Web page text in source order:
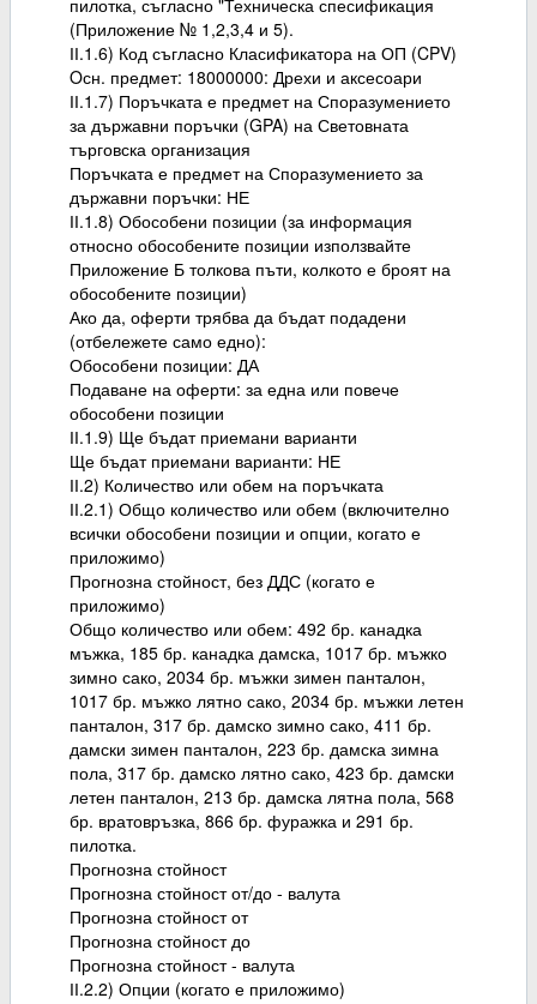
пилотка, съгласно "Техническа спесификация
(Приложение № 1,2,3,4 и 5).
ІІ.1.6) Код съгласно Класификатора на ОП (CPV)
Oсн. предмет: 18000000: Дрехи и аксесоари
ІІ.1.7) Поръчката е предмет на Споразумението
за държавни поръчки (GPA) на Световната
търговска организация
Поръчката е предмет на Споразумението за
държавни поръчки: НЕ
ІІ.1.8) Обособени позиции (за информация
относно обособените позиции използвайте
Приложение Б толкова пъти, колкото е броят на
обособените позиции)
Ако да, оферти трябва да бъдат подадени
(отбележете само едно):
Обособени позиции: ДА
Подаване на оферти: за една или повече
обособени позиции
ІІ.1.9) Ще бъдат приемани варианти
Ще бъдат приемани варианти: НЕ
ІІ.2) Количество или обем на поръчката
ІІ.2.1) Общо количество или обем (включително
всички обособени позиции и опции, когато е
приложимо)
Прогнозна стойност, без ДДС (когато е
приложимо)
Общо количество или обем: 492 бр. канадка
мъжка, 185 бр. канадка дамска, 1017 бр. мъжко
зимно сако, 2034 бр. мъжки зимен панталон,
1017 бр. мъжко лятно сако, 2034 бр. мъжки летен
панталон, 317 бр. дамско зимно сако, 411 бр.
дамски зимен панталон, 223 бр. дамска зимна
пола, 317 бр. дамско лятно сако, 423 бр. дамски
летен панталон, 213 бр. дамска лятна пола, 568
бр. вратовръзка, 866 бр. фуражка и 291 бр.
пилотка.
Прогнозна стойност
Прогнозна стойност от/до - валута
Прогнозна стойност от
Прогнозна стойност до
Прогнозна стойност - валута
ІІ.2.2) Опции (когато е приложимо)